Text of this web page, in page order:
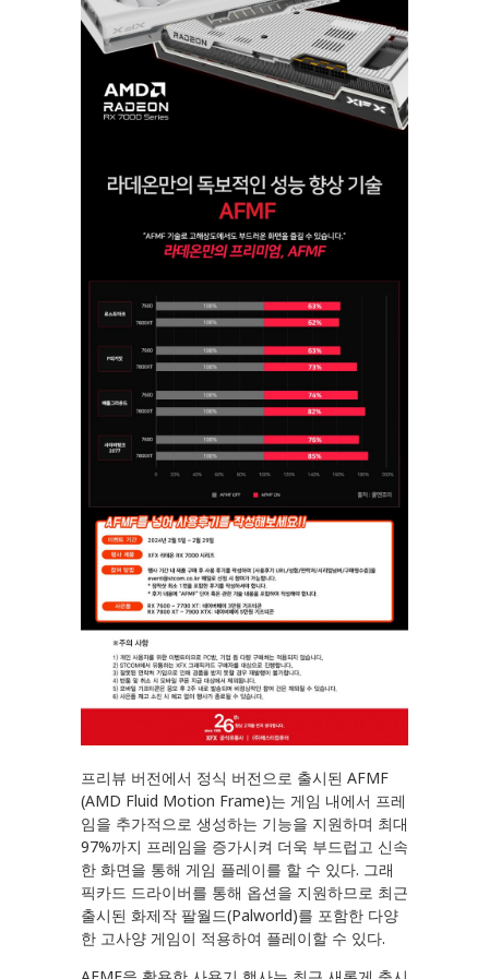
프리뷰 버전에서 정식 버전으로 출시된 AFMF
(AMD Fluid Motion Frame)는 게임 내에서 프레
임을 추가적으로 생성하는 기능을 지원하며 최대
97%까지 프레임을 증가시켜 더욱 부드럽고 신속
한 화면을 통해 게임 플레이를 할 수 있다. 그래
픽카드 드라이버를 통해 옵션을 지원하므로 최근
출시된 화제작 팔월드(Palworld)를 포함한 다양
한 고사양 게임이 적용하여 플레이할 수 있다.